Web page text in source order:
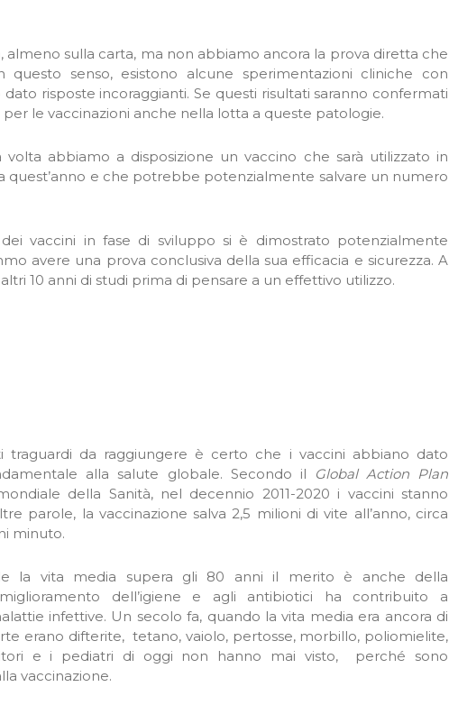
almeno sulla carta, ma non abbiamo ancora la prova diretta che
questo senso, esistono alcune sperimentazioni cliniche con
risposte incoraggianti. Se questi risultati saranno confermati
per le vaccinazioni anche nella lotta a queste patologie.
abbiamo a disposizione un vaccino che sarà utilizzato in
quest’anno e che potrebbe potenzialmente salvare un numero
vaccini in fase di sviluppo si è dimostrato potenzialmente
avere una prova conclusiva della sua efficacia e sicurezza. A
10 anni di studi prima di pensare a un effettivo utilizzo.
traguardi da raggiungere è certo che i vaccini abbiano dato
alla salute globale. Secondo il
Global Action Plan
della Sanità, nel decennio 2011-2020 i vaccini stanno
parole, la vaccinazione salva 2,5 milioni di vite all’anno, circa
minuto.
la vita media supera gli 80 anni il merito è anche della
dell’igiene e agli antibiotici ha contribuito a
infettive. Un secolo fa, quando la vita media era ancora di
erano difterite, tetano, vaiolo, pertosse, morbillo, poliomielite,
e i pediatri di oggi non hanno mai visto, perché sono
vaccinazione.